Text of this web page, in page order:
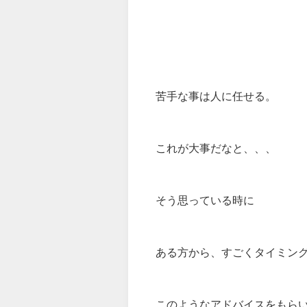
苦手な事は人に任せる。
これが大事だなと、、、
そう思っている時に
ある方から、すごくタイミン
このようなアドバイスをもら